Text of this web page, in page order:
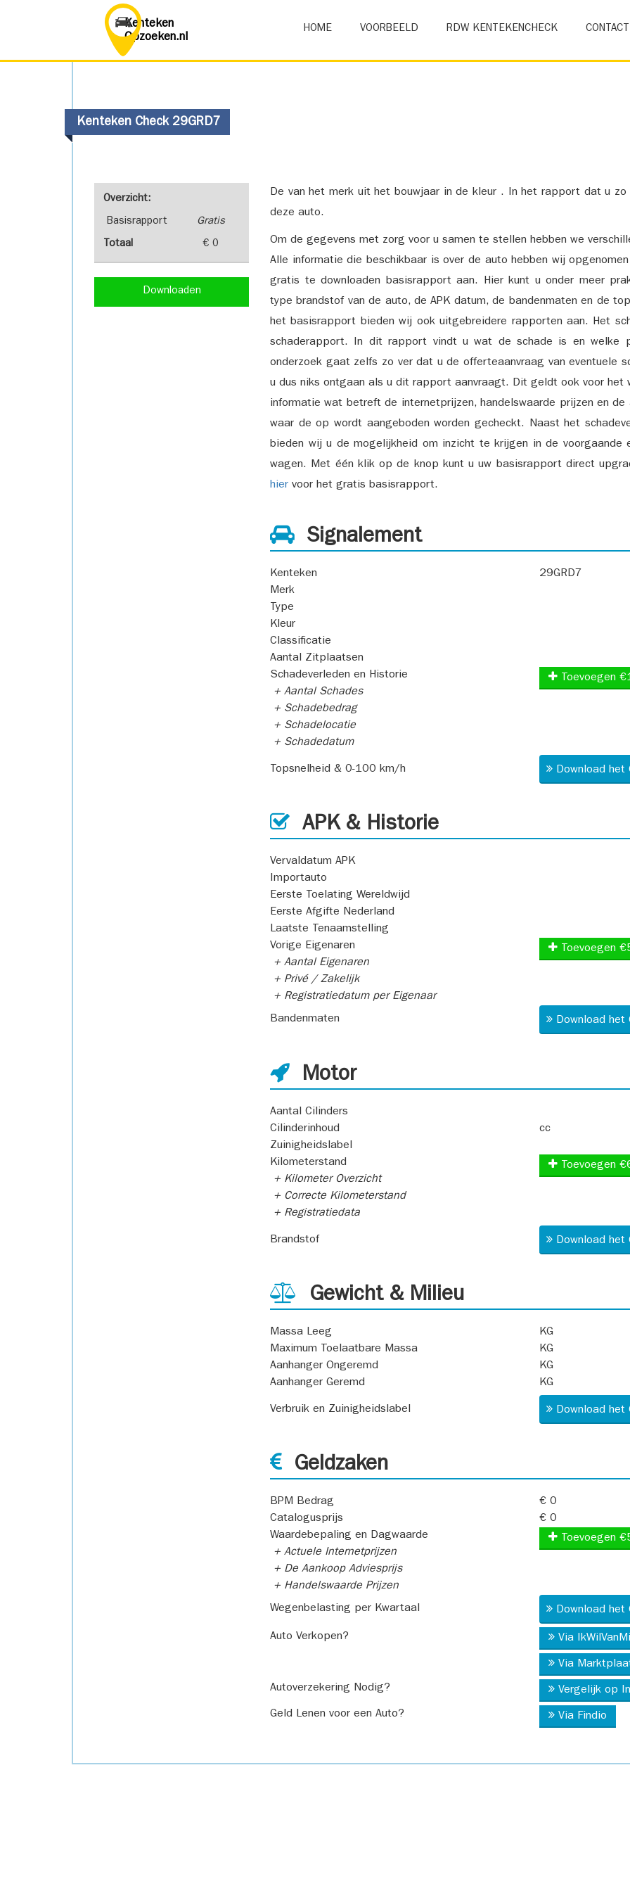
Kenteken
Opzoeken.nl
HOME VOORBEELD RDW KENTEKENCHECK CONTACT
Kenteken Check 29GRD7
Overzicht:
Basisrapport Gratis
Totaal € 0
Downloaden
De van het merk uit het bouwjaar in de kleur . In het rapport dat u
deze auto.
Om de gegevens met zorg voor u samen te stellen hebben we
Alle informatie die beschikbaar is over de auto hebben wij
gratis te downloaden basisrapport aan. Hier kunt u onder meer
type brandstof van de auto, de APK datum, de bandenmaten en de
het basisrapport bieden wij ook uitgebreidere rapporten aan. Het
schaderapport. In dit rapport vindt u wat de schade is en welke
onderzoek gaat zelfs zo ver dat u de offerteaanvraag van eventuele
u dus niks ontgaan als u dit rapport aanvraagt. Dit geldt ook voor
informatie wat betreft de internetprijzen, handelswaarde prijzen en
waar de op wordt aangeboden worden gecheckt. Naast het
bieden wij u de mogelijkheid om inzicht te krijgen in de voorgaande
wagen. Met één klik op de knop kunt u uw basisrapport direct
hier voor het gratis basisrapport.
Signalement
Kenteken
29GRD7
Merk
Type
Kleur
Classificatie
Aantal Zitplaatsen
Schadeverleden en Historie
+ Aantal Schades
+ Schadebedrag
+ Schadelocatie
+ Schadedatum
Toevoegen
Topsnelheid & 0-100 km/h Download
APK & Historie
Vervaldatum APK
Importauto
Eerste Toelating Wereldwijd
Eerste Afgifte Nederland
Laatste Tenaamstelling
Vorige Eigenaren
+ Aantal Eigenaren
+ Privé / Zakelijk
+ Registratiedatum per Eigenaar
Toevoegen
Bandenmaten Download
Motor
Aantal Cilinders
Cilinderinhoud
cc
Zuinigheidslabel
Kilometerstand
+ Kilometer Overzicht
+ Correcte Kilometerstand
+ Registratiedata
Toevoegen
Brandstof Download
Gewicht & Milieu
Massa Leeg
KG
Maximum Toelaatbare Massa
KG
Aanhanger Ongeremd
KG
Aanhanger Geremd
KG
Verbruik en Zuinigheidslabel Download
Geldzaken
BPM Bedrag
€ 0
Catalogusprijs
€ 0
Waardebepaling en Dagwaarde
+ Actuele Internetprijzen
+ De Aankoop Adviesprijs
+ Handelswaarde Prijzen
Toevoegen
Wegenbelasting per Kwartaal Download
Auto Verkopen? Via
Via
Autoverzekering Nodig? Vergelijk op
Geld Lenen voor een Auto? Via Findio